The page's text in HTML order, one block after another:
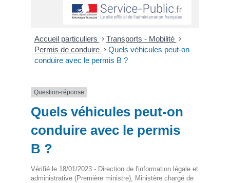
Accueil particuliers > Transports - Mobilité >
Permis de conduire > Quels véhicules peut-on
conduire avec le permis B ?
Question-réponse
Quels véhicules peut-on
conduire avec le permis
B ?
Vérifié le 18/01/2023 - Direction de l'information légale et
administrative (Première ministre), Ministère chargé de